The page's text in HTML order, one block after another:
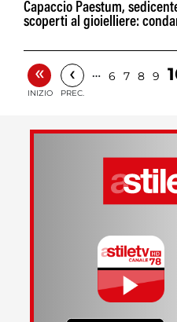
Capaccio Paestum,
scoperti al gioielliere:
«
INIZIO
‹
PREC.
… 6 7 8 9